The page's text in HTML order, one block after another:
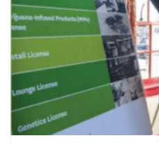
W dzisiejszych czasach nowości
legalizowany […]